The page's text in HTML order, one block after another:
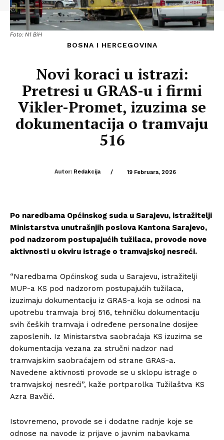
Foto: N1 BiH
BOSNA I HERCEGOVINA
Novi koraci u istrazi:
Pretresi u GRAS-u i firmi
Vikler-Promet, izuzima se
dokumentacija o tramvaju
516
Autor: Redakcija / 19 Februara, 2026
Po naredbama Općinskog suda u Sarajevu, istražitelji
Ministarstva unutrašnjih poslova Kantona Sarajevo,
pod nadzorom postupajućih tužilaca, provode nove
aktivnosti u okviru istrage o tramvajskoj nesreći.
“Naredbama Općinskog suda u Sarajevu, istražitelji
MUP-a KS pod nadzorom postupajućih tužilaca,
izuzimaju dokumentaciju iz GRAS-a koja se odnosi na
upotrebu tramvaja broj 516, tehničku dokumentaciju
svih čeških tramvaja i određene personalne dosijee
zaposlenih. Iz Ministarstva saobraćaja KS izuzima se
dokumentacija vezana za stručni nadzor nad
tramvajskim saobraćajem od strane GRAS-a.
Navedene aktivnosti provode se u sklopu istrage o
tramvajskoj nesreći”, kaže portparolka Tužilaštva KS
Azra Bavčić.
Istovremeno, provode se i dodatne radnje koje se
odnose na navode iz prijave o javnim nabavkama